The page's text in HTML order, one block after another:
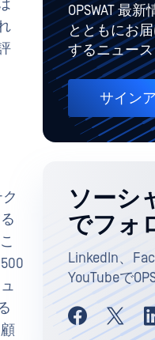
OPSWAT 最
とともにお
するニュース
サイン
ソーシ
でフォ
LinkedIn、
YouTubeで